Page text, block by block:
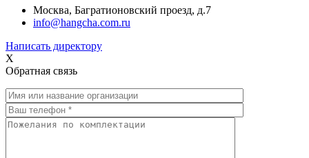
Москва, Багратионовский проезд, д.7
info@hangcha.com.ru
Написать директору
X
Обратная связь